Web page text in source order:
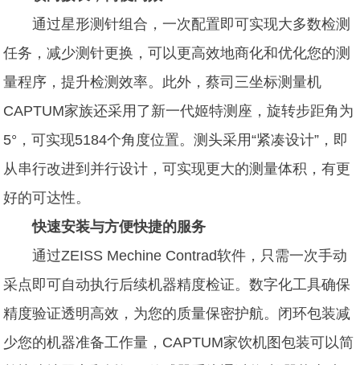
通过星形测针组合，一次配置即可实现大多数检测
任务，减少测针更换，可以更高效地商化和优化您的测
量程序，提升检测效率。此外，蔡司三坐标测量机
CAPTUM家族还采用了新一代姬特测座，旋转步距角为
5°，可实现5184个角度位置。测头采用“紧凑设计”，即
从串行改进到并行设计，可实现更大的测量体积，有更
好的可达性。
快速安装与方便快捷的服务
通过ZEISS Mechine Contrad软件，只需一次手动
采点即可自动执行后续机器精度检证。数字化工具确保
精度验证透明高效，为您的质量保密护航。闭环包装减
少您的机器准备工作量，CAPTUM家饮机图包装可以简